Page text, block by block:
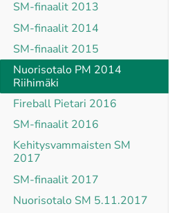
SM-finaalit 2013
SM-finaalit 2014
SM-finaalit 2015
Nuorisotalo PM 2014
Riihimäki
Fireball Pietari 2016
SM-finaalit 2016
Kehitysvammaisten SM
2017
SM-finaalit 2017
Nuorisotalo SM 5.11.2017